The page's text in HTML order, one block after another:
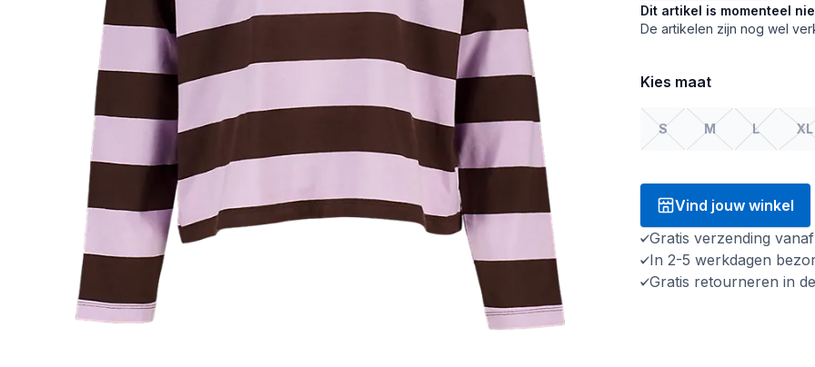
Dit artikel is momenteel
De artikelen zijn nog wel
Kies maat
S M L XL
Vind jouw winkel
Gratis verzending
In 2-5 werkdagen
Gratis retourneren in